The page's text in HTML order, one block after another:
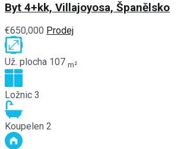
Byt 4+kk, Villajoyosa, Španělsko
€650,000 Prodej
Už. plocha 107 m²
Ložnic 3
Koupelen 2